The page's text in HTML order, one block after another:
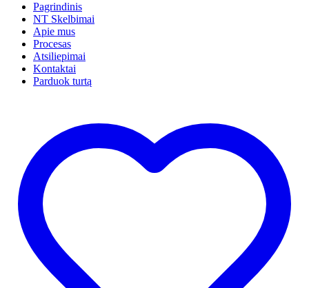
Pagrindinis
NT Skelbimai
Apie mus
Procesas
Atsiliepimai
Kontaktai
Parduok turtą